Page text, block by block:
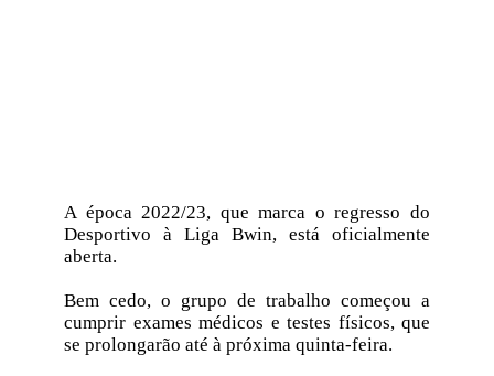
A época 2022/23, que marca o regresso do
Desportivo à Liga Bwin, está oficialmente
aberta.
Bem cedo, o grupo de trabalho começou a
cumprir exames médicos e testes físicos, que
se prolongarão até à próxima quinta-feira.